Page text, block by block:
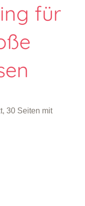
für
30 Seiten mit